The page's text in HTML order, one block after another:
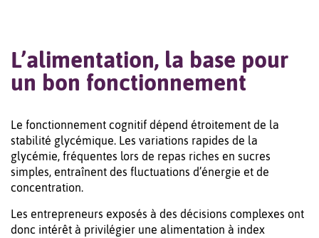
L’alimentation, la base pour
un bon fonctionnement
Le fonctionnement cognitif dépend étroitement de la
stabilité glycémique. Les variations rapides de la
glycémie, fréquentes lors de repas riches en sucres
simples, entraînent des fluctuations d’énergie et de
concentration.
Les entrepreneurs exposés à des décisions complexes ont
donc intérêt à privilégier une alimentation à index